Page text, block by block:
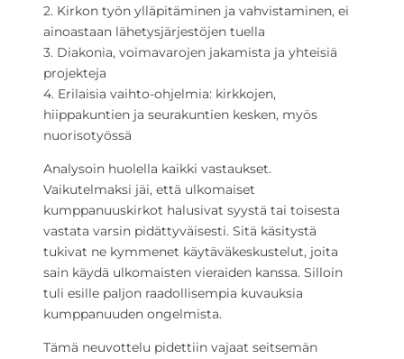
2. Kirkon työn ylläpitäminen ja vahvistaminen, ei
ainoastaan lähetysjärjestöjen tuella
3. Diakonia, voimavarojen jakamista ja yhteisiä
projekteja
4. Erilaisia vaihto-ohjelmia: kirkkojen,
hiippakuntien ja seurakuntien kesken, myös
nuorisotyössä
Analysoin huolella kaikki vastaukset.
Vaikutelmaksi jäi, että ulkomaiset
kumppanuuskirkot halusivat syystä tai toisesta
vastata varsin pidättyväisesti. Sitä käsitystä
tukivat ne kymmenet käytäväkeskustelut, joita
sain käydä ulkomaisten vieraiden kanssa. Silloin
tuli esille paljon raadollisempia kuvauksia
kumppanuuden ongelmista.
Tämä neuvottelu pidettiin vajaat seitsemän